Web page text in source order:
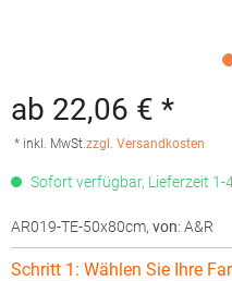
ab 22,06 € *
* inkl. MwSt.zzgl. Versandkosten
Sofort verfügbar, Lieferzeit 1-
AR019-TE-50x80cm, von: A&R
Schritt 1: Wählen Sie Ihre